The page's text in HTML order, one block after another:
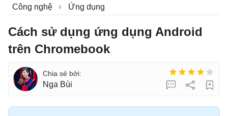
Công nghệ Ứng dụng
Cách sử dụng ứng dụng Android
trên Chromebook
Nga Bùi